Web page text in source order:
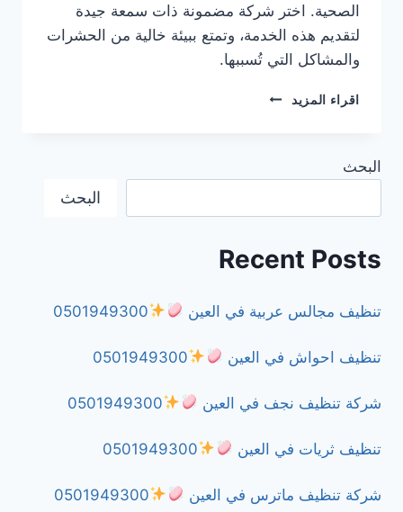
الصحية. اختر شركة مضمونة ذات سمعة جيدة
لتقديم هذه الخدمة، وتمتع ببيئة خالية من الحشرات
والمشاكل التي تُسببها.
اقراء المزيد
شركة
البحث
البحث
Recent Posts
تنظيف مجالس عربية في العين 0501949300
تنظيف احواش في العين 0501949300
شركة تنظيف نجف في العين 0501949300
تنظيف ثريات في العين 0501949300
شركة تنظيف ماترس في العين 0501949300